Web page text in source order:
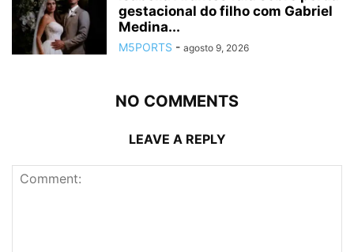
gestacional do filho com Gabriel
Medina...
M5PORTS - agosto 9, 2026
NO COMMENTS
LEAVE A REPLY